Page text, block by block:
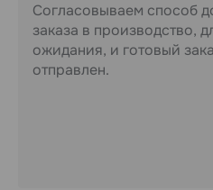
Согласовываем способ
заказа в производство,
ожидания, и готовый
отправлен.